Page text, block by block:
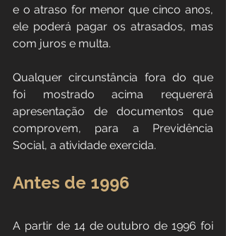
e o atraso for menor que cinco anos,
ele poderá pagar os atrasados, mas
com juros e multa.
Qualquer circunstância fora do que
foi mostrado acima requererá
apresentação de documentos que
comprovem, para a Previdência
Social, a atividade exercida.
Antes de 1996
A partir de 14 de outubro de 1996 foi